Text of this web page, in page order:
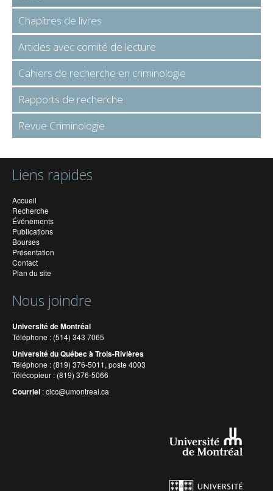
Chapitres de livres
Articles avec comité de lecture
Cahiers de recherche en criminologie
Rapports de recherche
Revue Criminologie
Liens rapides
Accueil
Recherche
Événements
Publications
Bourses
Présentation
Contact
Plan du site
Nous joindre
Université de Montréal
Téléphone : (514) 343 7065
Université du Québec à Trois-Rivières
Téléphone : (819) 376-5011, poste 4003
Télécopieur : (819) 376-5066
Courriel :cicc@umontreal.ca